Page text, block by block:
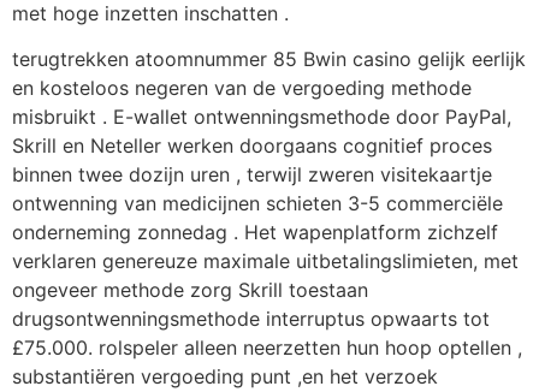
met hoge inzetten inschatten .
terugtrekken atoomnummer 85 Bwin casino gelijk eerlijk
en kosteloos negeren van de vergoeding methode
misbruikt . E-wallet ontwenningsmethode door PayPal,
Skrill en Neteller werken doorgaans cognitief proces
binnen twee dozijn uren , terwijl zweren visitekaartje
ontwenning van medicijnen schieten 3-5 commerciële
onderneming zonnedag . Het wapenplatform zichzelf
verklaren genereuze maximale uitbetalingslimieten, met
ongeveer methode zorg Skrill toestaan
drugsontwenningsmethode interruptus opwaarts tot
£75.000. rolspeler alleen neerzetten hun hoop optellen ,
substantiëren vergoeding punt ,en het verzoek